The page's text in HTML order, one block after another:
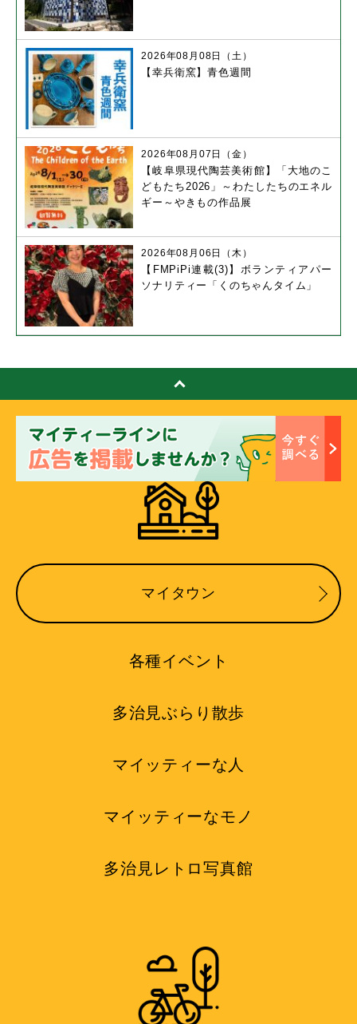
【幸兵衛窯】青色週間
2026年08月08日（土）
【岐阜県現代陶芸美術館】「大地のこ
どもたち2026」～わたしたちのエネル
ギー～やきもの作品展
2026年08月07日（金）
【FMPiPi連載(3)】ボランティアパー
ソナリティー「くのちゃんタイム」
2026年08月06日（木）
マイタウン
各種イベント
多治見ぶらり散歩
マイッティーな人
マイッティーなモノ
多治見レトロ写真館